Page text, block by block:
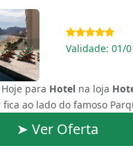
Validade: 01/
para Hotel na loja
➤ Ver Oferta